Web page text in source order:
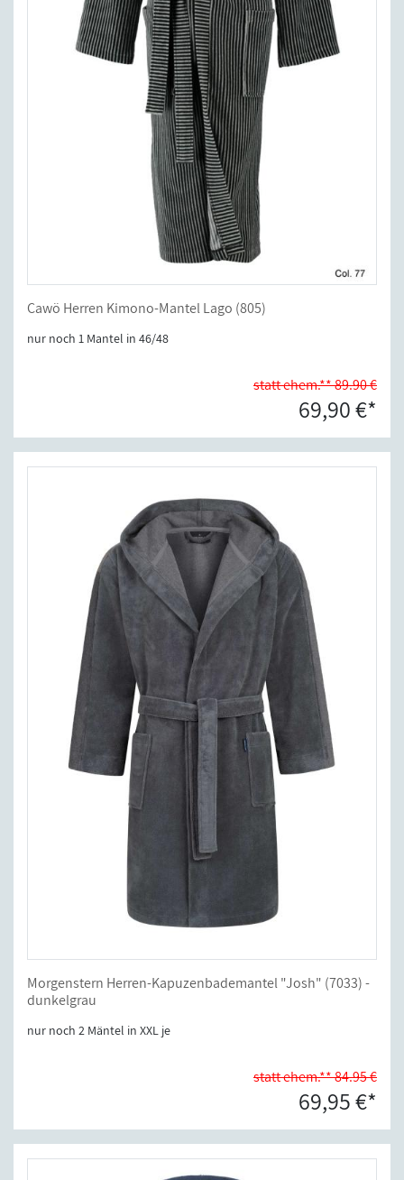
Cawö Herren Kimono-Mantel Lago (805)
nur noch 1 Mantel in 46/48
statt ehem.** 89.90 €
69,90 €*
Morgenstern Herren-Kapuzenbademantel "Josh" (7033) -
dunkelgrau
nur noch 2 Mäntel in XXL je
statt ehem.** 84.95 €
69,95 €*